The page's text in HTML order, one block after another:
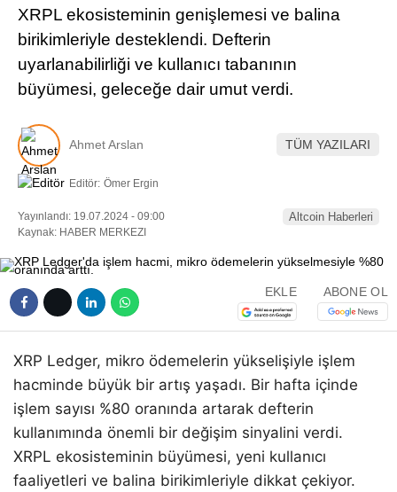
XRPL ekosisteminin genişlemesi ve balina
birikimleriyle desteklendi. Defterin
uyarlanabilirliği ve kullanıcı tabanının
büyümesi, geleceğe dair umut verdi.
Ahmet Arslan TÜM YAZILARI
Editör: Ömer Ergin
Yayınlandı: 19.07.2024 - 09:00
Kaynak: HABER MERKEZI
Altcoin Haberleri
EKLE ABONE OL
XRP Ledger, mikro ödemelerin yükselişiyle işlem
hacminde büyük bir artış yaşadı. Bir hafta içinde
işlem sayısı %80 oranında artarak defterin
kullanımında önemli bir değişim sinyalini verdi.
XRPL ekosisteminin büyümesi, yeni kullanıcı
faaliyetleri ve balina birikimleriyle dikkat çekiyor.